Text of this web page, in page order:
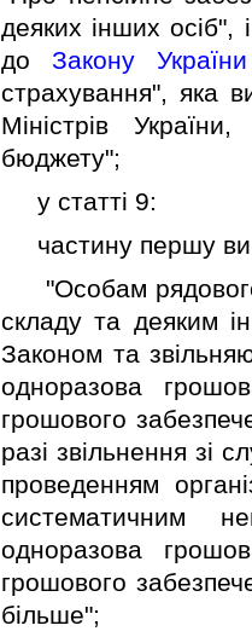
деяких iнших осiб",
до Закону України
страхування", яка
Мiнiстрiв
бюджету";
у статтi 9:
частину першу
"Особам
складу та деяким
Законом та
одноразова
грошового
разi звiльнення зi
проведенням
систематичним
одноразова
грошового
бiльше";